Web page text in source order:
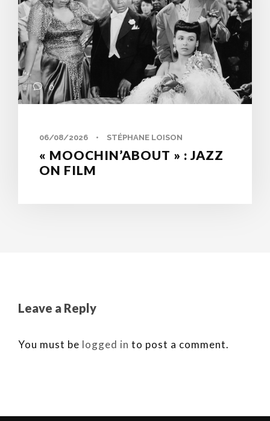
0
06/08/2026 • STÉPHANE LOISON
« MOOCHIN’ABOUT » : JAZZ
ON FILM
Leave a Reply
You must be logged in to post a comment.